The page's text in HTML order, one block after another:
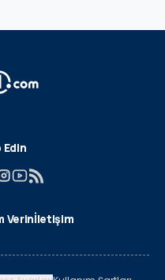
Edin
Verinİletişim